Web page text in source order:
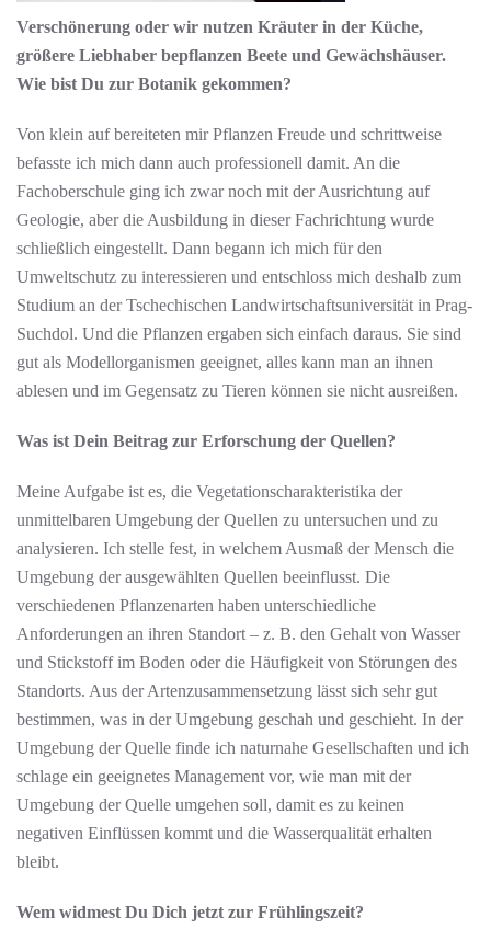
Verschönerung oder wir nutzen Kräuter in der Küche,
größere Liebhaber bepflanzen Beete und Gewächshäuser.
Wie bist Du zur Botanik gekommen?
Von klein auf bereiteten mir Pflanzen Freude und schrittweise
befasste ich mich dann auch professionell damit. An die
Fachoberschule ging ich zwar noch mit der Ausrichtung auf
Geologie, aber die Ausbildung in dieser Fachrichtung wurde
schließlich eingestellt. Dann begann ich mich für den
Umweltschutz zu interessieren und entschloss mich deshalb zum
Studium an der Tschechischen Landwirtschaftsuniversität in Prag-
Suchdol. Und die Pflanzen ergaben sich einfach daraus. Sie sind
gut als Modellorganismen geeignet, alles kann man an ihnen
ablesen und im Gegensatz zu Tieren können sie nicht ausreißen.
Was ist Dein Beitrag zur Erforschung der Quellen?
Meine Aufgabe ist es, die Vegetationscharakteristika der
unmittelbaren Umgebung der Quellen zu untersuchen und zu
analysieren. Ich stelle fest, in welchem Ausmaß der Mensch die
Umgebung der ausgewählten Quellen beeinflusst. Die
verschiedenen Pflanzenarten haben unterschiedliche
Anforderungen an ihren Standort – z. B. den Gehalt von Wasser
und Stickstoff im Boden oder die Häufigkeit von Störungen des
Standorts. Aus der Artenzusammensetzung lässt sich sehr gut
bestimmen, was in der Umgebung geschah und geschieht. In der
Umgebung der Quelle finde ich naturnahe Gesellschaften und ich
schlage ein geeignetes Management vor, wie man mit der
Umgebung der Quelle umgehen soll, damit es zu keinen
negativen Einflüssen kommt und die Wasserqualität erhalten
bleibt.
Wem widmest Du Dich jetzt zur Frühlingszeit?